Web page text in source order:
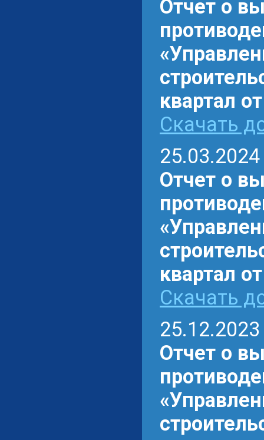
Отчет о
квартал
Скачать
25.03.2024
Отчет о
квартал
Скачать
25.12.2023
Отчет о